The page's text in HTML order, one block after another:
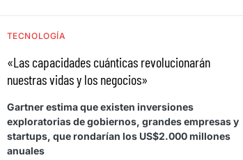
TECNOLOGÍA
«Las capacidades cuánticas revolucionarán
nuestras vidas y los negocios»
Gartner estima que existen inversiones
exploratorias de gobiernos, grandes empresas y
startups, que rondarían los US$2.000 millones
anuales